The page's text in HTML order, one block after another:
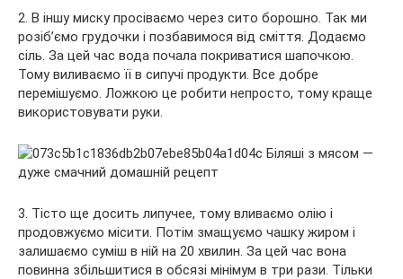
2. В іншу миску просіваємо через сито борошно. Так ми
розіб’ємо грудочки і позбавимося від сміття. Додаємо
сіль. За цей час вода почала покриватися шапочкою.
Тому виливаємо її в сипучі продукти. Все добре
перемішуємо. Ложкою це робити непросто, тому краще
використовувати руки.
3. Тісто ще досить липучее, тому вливаємо олію і
продовжуємо місити. Потім змащуємо чашку жиром і
залишаємо суміш в ній на 20 хвилин. За цей час вона
повинна збільшитися в обсязі мінімум в три рази. Тільки